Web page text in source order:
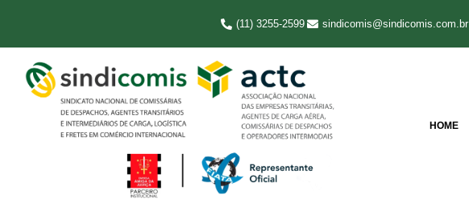
(11) 3255-2599 sindicomis@sindicomis.com.br
HOME